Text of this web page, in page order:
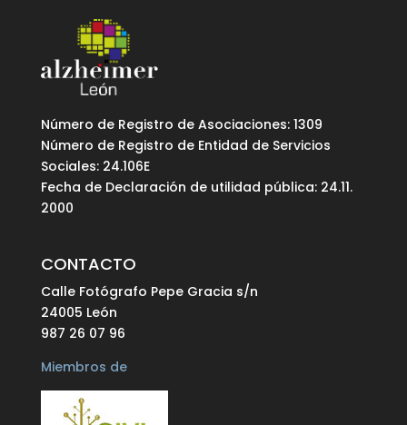
Número de Registro de Asociaciones: 1309
Número de Registro de Entidad de Servicios
Sociales: 24.106E
Fecha de Declaración de utilidad pública: 24.11.
2000
CONTACTO
Calle Fotógrafo Pepe Gracia s/n
24005 León
987 26 07 96
Miembros de